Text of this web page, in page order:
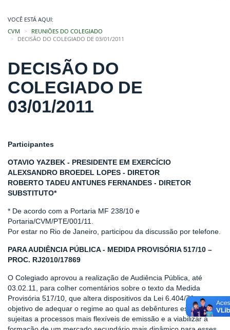
VOCÊ ESTÁ AQUI:
CVM
REUNIÕES DO COLEGIADO
DECISÃO DO COLEGIADO DE 03/01/2011
DECISÃO DO
COLEGIADO DE
03/01/2011
Participantes
OTAVIO YAZBEK - PRESIDENTE EM EXERCÍCIO
ALEXSANDRO BROEDEL LOPES - DIRETOR
ROBERTO TADEU ANTUNES FERNANDES - DIRETOR
SUBSTITUTO*
* De acordo com a Portaria MF 238/10 e
Portaria/CVM/PTE/001/11.
Por estar no Rio de Janeiro, participou da discussão por telefone.
PARA AUDIÊNCIA PÚBLICA - MEDIDA PROVISÓRIA 517/10 –
PROC. RJ2010/17869
O Colegiado aprovou a realização de Audiência Pública, até
03.02.11, para colher comentários sobre o texto da Medida
Provisória 517/10, que altera dispositivos da Lei 6.404/76, com o
objetivo de adequar o regime ao qual as debêntures estão
sujeitas a processos mais flexíveis de emissão e a viabilizar a